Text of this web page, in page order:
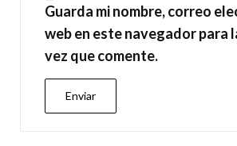
Guarda mi nombre, correo
web en este navegador para
vez que comente.